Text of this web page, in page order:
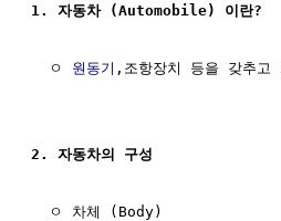
1. 자동차 (Automobile) 이란?
  ㅇ
원동기 ,조항장치 등을 갖추
2. 자동차의 구성
  ㅇ 차체 (Body)